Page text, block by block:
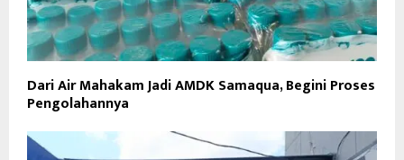
Dari Air Mahakam Jadi AMDK Samaqua, Begini Proses
Pengolahannya